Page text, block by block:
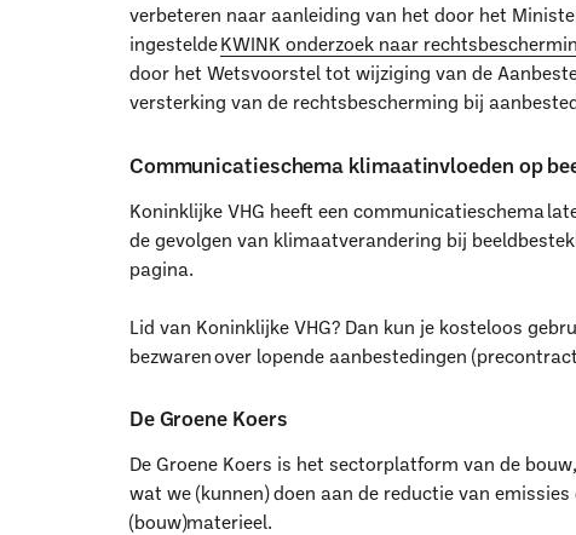
Alle
verbeteren naar aanleiding van het door het
ingesteldeKWINK onderzoek naar
door het Wetsvoorstel tot wijziging van de
versterking van de rechtsbescherming bij
Communicatieschema klimaatinvloeden op
Koninklijke VHG heeft een communicati​eschema
de gevolgen van klimaatverandering bij
pagina.
Lid van Koninklijke VHG? Dan kun je kosteloos
bezwaren over lopende aanbestedingen
De Groene Koers
De Groene Koers is het sectorplatform van de
wat we (kunnen) doen aan de reductie van
(bouw)materieel.